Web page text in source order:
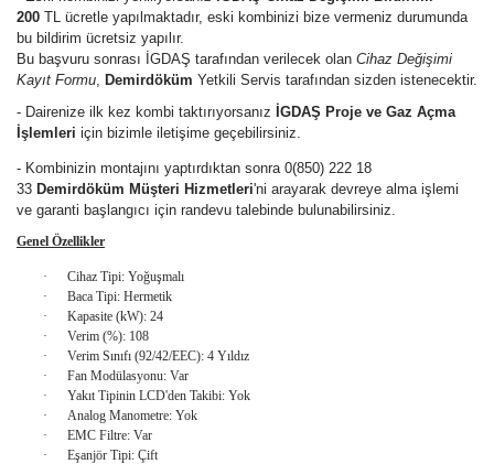
200 TL ücretle yapılmaktadır, eski kombinizi bize vermeniz durumunda
bu bildirim ücretsiz yapılır.
Bu başvuru sonrası İGDAŞ tarafından verilecek olan Cihaz Değişimi
Kayıt Formu
Demirdöküm Yetkili Servis tarafından sizden istenecektir.
- Dairenize ilk kez kombi taktırıyorsanız İGDAŞ Proje ve Gaz Açma
İşlemleri için bizimle iletişime geçebilirsiniz.
- Kombinizin montajını yaptırdıktan sonra 0(850) 222 18
33 Demirdöküm Müşteri Hizmetleri'ni arayarak devreye alma işlemi
ve garanti başlangıcı için randevu talebinde bulunabilirsiniz.
Genel Özellikler
·
Cihaz Tipi: Yoğuşmalı
·
Baca Tipi: Hermetik
·
Kapasite (kW): 24
·
Verim (%): 108
·
Verim Sınıfı (92/42/EEC): 4 Yıldız
·
Fan Modülasyonu: Var
·
Yakıt Tipinin LCD'den Takibi: Yok
·
Analog Manometre: Yok
·
EMC Filtre: Var
·
Eşanjör Tipi: Çift